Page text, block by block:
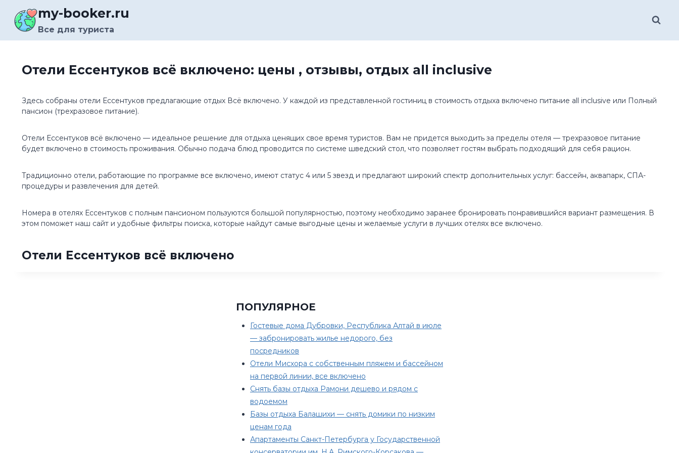
содержимому
my-booker.ru
Все для туриста
Отели Ессентуков всё включено: цены , отзывы, отдых all inclusive
Здесь собраны отели Ессентуков предлагающие отдых Всё включено. У каждой из представленной гостиниц в стоимость отдыха включено питание all inclusive или Полный
пансион (трехразовое питание).
Отели Ессентуков всё включено — идеальное решение для отдыха ценящих свое время туристов. Вам не придется выходить за пределы отеля — трехразовое питание
будет включено в стоимость проживания. Обычно подача блюд проводится по системе шведский стол, что позволяет гостям выбрать подходящий для себя рацион.
Традиционно отели, работающие по программе все включено, имеют статус 4 или 5 звезд и предлагают широкий спектр дополнительных услуг: бассейн, аквапарк, СПА-
процедуры и развлечения для детей.
Номера в отелях Ессентуков с полным пансионом пользуются большой популярностью, поэтому необходимо заранее бронировать понравившийся вариант размещения. В
этом поможет наш сайт и удобные фильтры поиска, которые найдут самые выгодные цены и желаемые услуги в лучших отелях все включено.
Отели Ессентуков всё включено
ПОПУЛЯРНОЕ
Гостевые дома Дубровки, Республика Алтай в июле
— забронировать жилье недорого, без
посредников
Отели Мисхора с собственным пляжем и бассейном
на первой линии, все включено
Снять базы отдыха Рамони дешево и рядом с
водоемом
Базы отдыха Балашихи — снять домики по низким
ценам года
Апартаменты Санкт-Петербурга у Государственной